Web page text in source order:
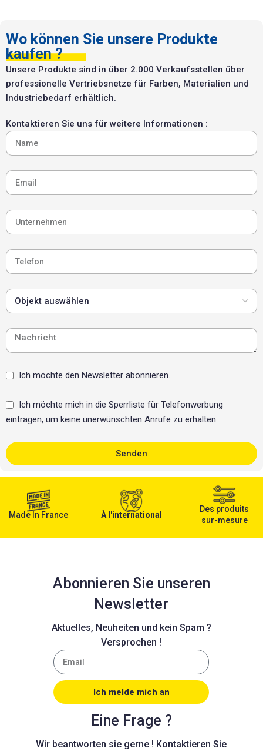
Kalilauge, ohne VOC, pH-
neutral. Auch per Drohne
ausbringbar.
dicker Schicht, nach 1 bis 4
Stunden mit Druckwasser
ausbringbar.
Wo können Sie unsere Produkte
kaufen ?
Unsere Produkte sind in über 2.000 Verkaufsstellen über
professionelle Vertriebsnetze für Farben, Materialien und
Industriebedarf erhältlich.
Kontaktieren Sie uns für weitere Informationen :
Ich möchte den Newsletter abonnieren.
Ich möchte mich in die Sperrliste für Telefonwerbung
eintragen, um keine unerwünschten Anrufe zu erhalten.
Senden
Made In France À l'international
Des produits
sur-mesure
Abonnieren Sie unseren
Newsletter
Aktuelles, Neuheiten und kein Spam ?
Versprochen !
Ich melde mich an
Eine Frage ?
Wir beantworten sie gerne ! Kontaktieren Sie